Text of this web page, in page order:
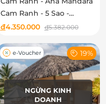
Cam Ranh - 5 Sao -
Seaview Deluxe
đ4.350.000 đ5.382.000
NGỪNG KINH
DOANH
e-Voucher 19%